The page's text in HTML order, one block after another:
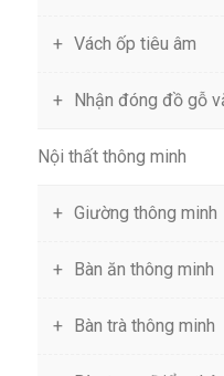
Vách ốp tiêu âm
Nhận đóng đồ gỗ
Nội thất thông minh
Giường thông minh
Bàn ăn thông minh
Bàn trà thông minh